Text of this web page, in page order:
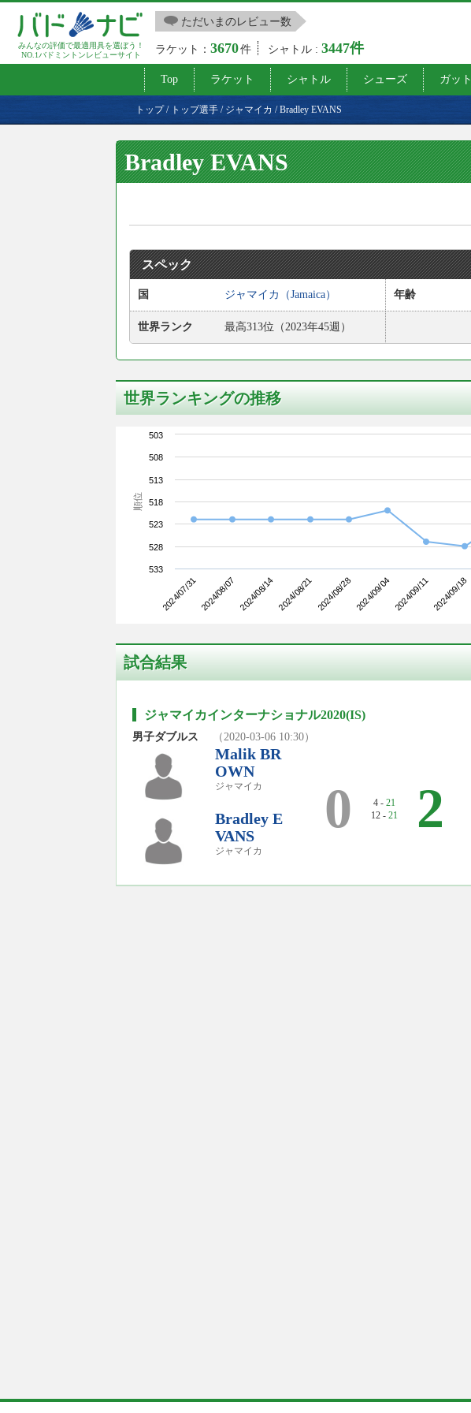
みんなの評価で最適用具を選ぼう！
NO.1バドミントンレビューサイト
ただいまのレビュー数
ラケット：3670件 シャトル :3447件
Top ラケット シャトル シューズ ガット
トップ/ トップ選手 / ジャマイカ /Bradley EVANS
Bradley EVANS
スペック
国 ジャマイカ（Jamaica） 年齢
世界ランク 最高313位（2023年45週）
世界ランキングの推移
順位
2024/07/31 2024/08/07 2024/08/14 2024/08/21 2024/08/28 2024/09/04 2024/09/11 2024/09/18
503
508
513
518
523
528
533
試合結果
ジャマイカインターナショナル2020(IS)
男子ダブルス （2020-03-06 10:30）
Malik BR
OWN
ジャマイカ
Bradley E
VANS
ジャマイカ
0 4 - 21
12 - 21 2